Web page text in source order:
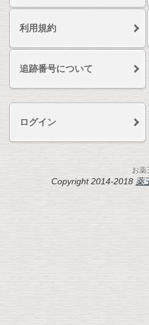
利用規約
追跡番号について
ログイン
お薬
Copyright 2014-2018 薬